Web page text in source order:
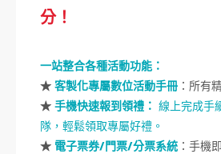
分！
一站整合各種活動功能：
★ 客製化專屬數位活動手冊 ：所有
★ 手機快速報到領禮： 線上完成手
隊，輕鬆領取專屬好禮。
★ 電子票券/門票/分票系統 ：手機